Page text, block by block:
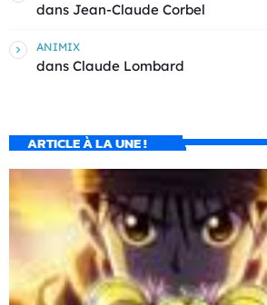
dans Jean-Claude Corbel
ANIMIX
dans Claude Lombard
ARTICLE À LA UNE !